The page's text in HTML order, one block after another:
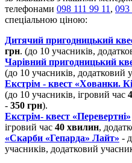
телефонами 098 111 99 11 , 093
спеціальною ціною:
Дитячий пригодницький
грн. (до 10 учасників,
Чарівний пригодницький
(до 10 учасників, додатковий
Екстрім - квест «Хованки.
(до 10 учасників, ігровий час
- 350 грн).
Екстрім- квест «Перевертні»
ігровий час 40 хвилин,
«Скарби «Гепарда» Лайт» -
учасників, додатковий